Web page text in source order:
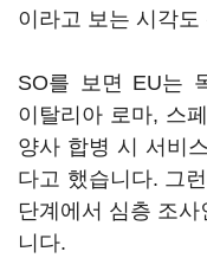
이라고 보는 시각도
SO를 보면 EU는
이탈리아 로마, 스
양사 합병 시 서비
다고 했습니다. 그
단계에서 심층 조
니다.